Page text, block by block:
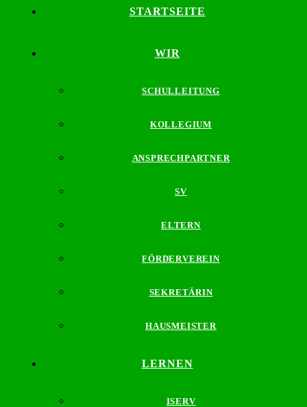
STARTSEITE
WIR
SCHULLEITUNG
KOLLEGIUM
ANSPRECHPARTNER
SV
ELTERN
FÖRDERVEREIN
SEKRETÄRIN
HAUSMEISTER
LERNEN
ISERV